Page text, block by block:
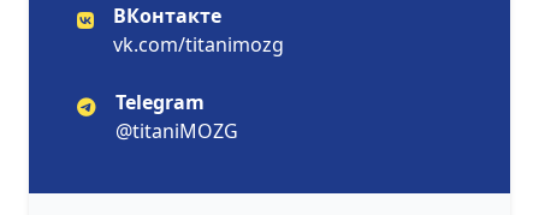
ВКонтакте
vk.com/titanimozg
Telegram
@titaniMOZG